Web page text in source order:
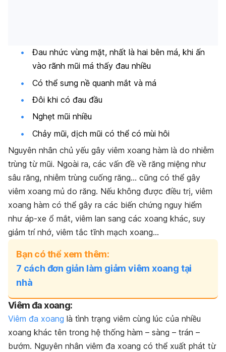
Đau nhức vùng mặt, nhất là hai bên má, khi ấn
vào rãnh mũi má thấy đau nhiều
Có thể sưng nề quanh mắt và má
Đôi khi có đau đầu
Nghẹt mũi nhiều
Chảy mũi, dịch mũi có thể có mùi hôi
Nguyên nhân chủ yếu gây viêm xoang hàm là do nhiễm
trùng từ mũi. Ngoài ra, các vấn đề về răng miệng như
sâu răng, nhiễm trùng cuống răng… cũng có thể gây
viêm xoang mủ do răng. Nếu không được điều trị, viêm
xoang hàm có thể gây ra các biến chứng nguy hiểm
như áp-xe ổ mắt, viêm lan sang các xoang khác, suy
giảm trí nhớ, viêm tắc tĩnh mạch xoang…
Bạn có thể xem thêm:
7 cách đơn giản làm giảm viêm xoang tại
nhà
Viêm đa xoang:
Viêm đa xoang là tình trạng viêm cùng lúc của nhiều
xoang khác tên trong hệ thống hàm – sàng – trán –
bướm. Nguyên nhân viêm đa xoang có thể xuất phát từ